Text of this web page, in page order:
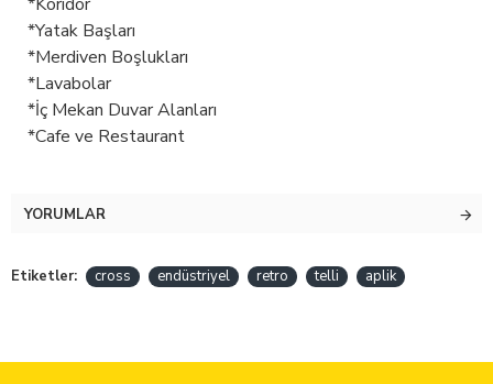
*Yatak Başları
*Merdiven Boşlukları
*Lavabolar
*İç Mekan Duvar Alanları
*Cafe ve Restaurant
YORUMLAR
Etiketler: cross endüstriyel retro telli aplik